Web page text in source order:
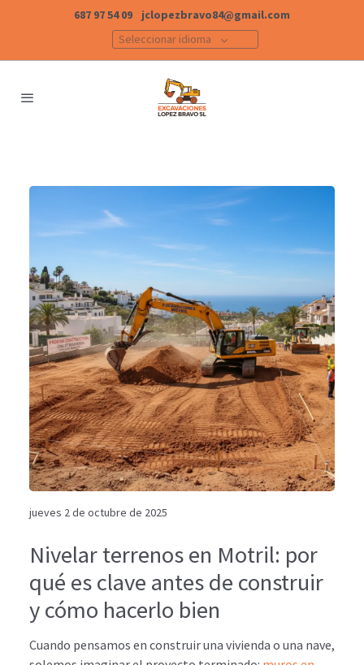
687 97 54 09
jclopezbravo84@gmail.com
Seleccionar idioma
jueves 2 de octubre de 2025
Nivelar terrenos en Motril: por
qué es clave antes de construir
y cómo hacerlo bien
Cuando pensamos en construir una vivienda o una nave,